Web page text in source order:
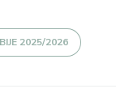
2025/2026